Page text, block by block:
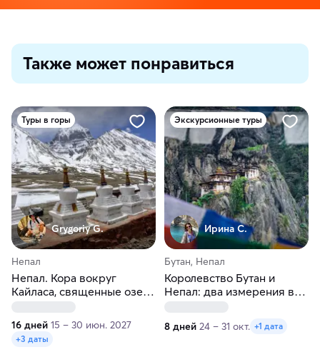
Также может понравиться
Туры в горы
Grygoriy G.
Непал
Непал. Кора вокруг
Кайласа, священные озера
Тал: символизм и
паломничество
16 дней 15 – 30 июн. 2027
+3 даты
Экскурсионные туры
Ирина С.
Бутан, Непал
Королевство Бутан и
Непал: два измерения в
8 дней 24 – 31 окт. +1 дата